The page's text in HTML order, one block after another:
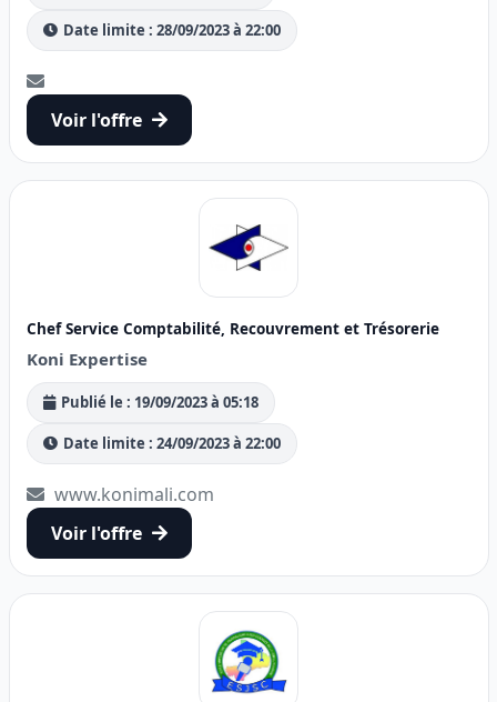
Date limite : 28/09/2023 à 22:00
Voir l'offre
Chef Service Comptabilité, Recouvrement et Trésorerie
Koni Expertise
Publié le : 19/09/2023 à 05:18
Date limite : 24/09/2023 à 22:00
www.konimali.com
Voir l'offre